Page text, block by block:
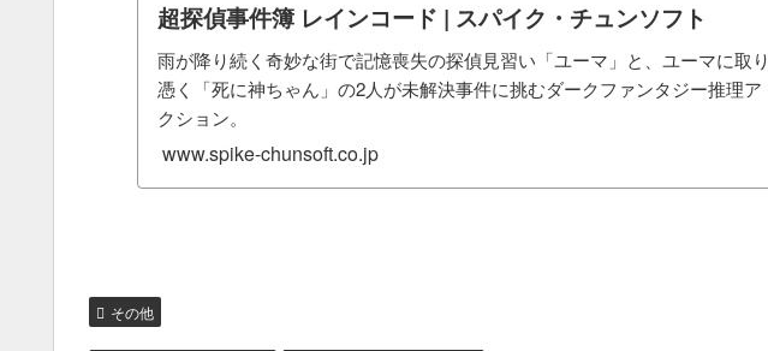
超探偵事件簿 レインコード | スパイク・チュンソフト
雨が降り続く奇妙な街で記憶喪失の探偵見習い「ユーマ」と、ユーマに取り
憑く「死に神ちゃん」の2人が未解決事件に挑むダークファンタジー推理ア
クション。
www.spike-chunsoft.co.jp
その他